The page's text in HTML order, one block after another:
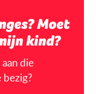
Moet
kind?
die
bezig?